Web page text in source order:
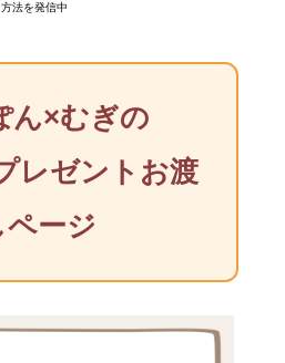
ん×むぎの
レゼントお渡
ページ